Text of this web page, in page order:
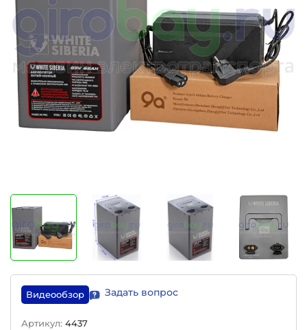
Видеообзор Задать вопрос
Артикул: 4437